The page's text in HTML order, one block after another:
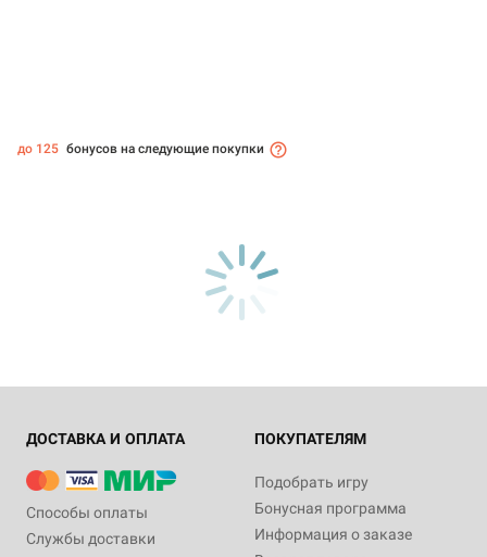
до 125 бонусов на следующие покупки
ДОСТАВКА И ОПЛАТА
Способы оплаты
Службы доставки
ПОКУПАТЕЛЯМ
Подобрать игру
Бонусная программа
Информация о заказе